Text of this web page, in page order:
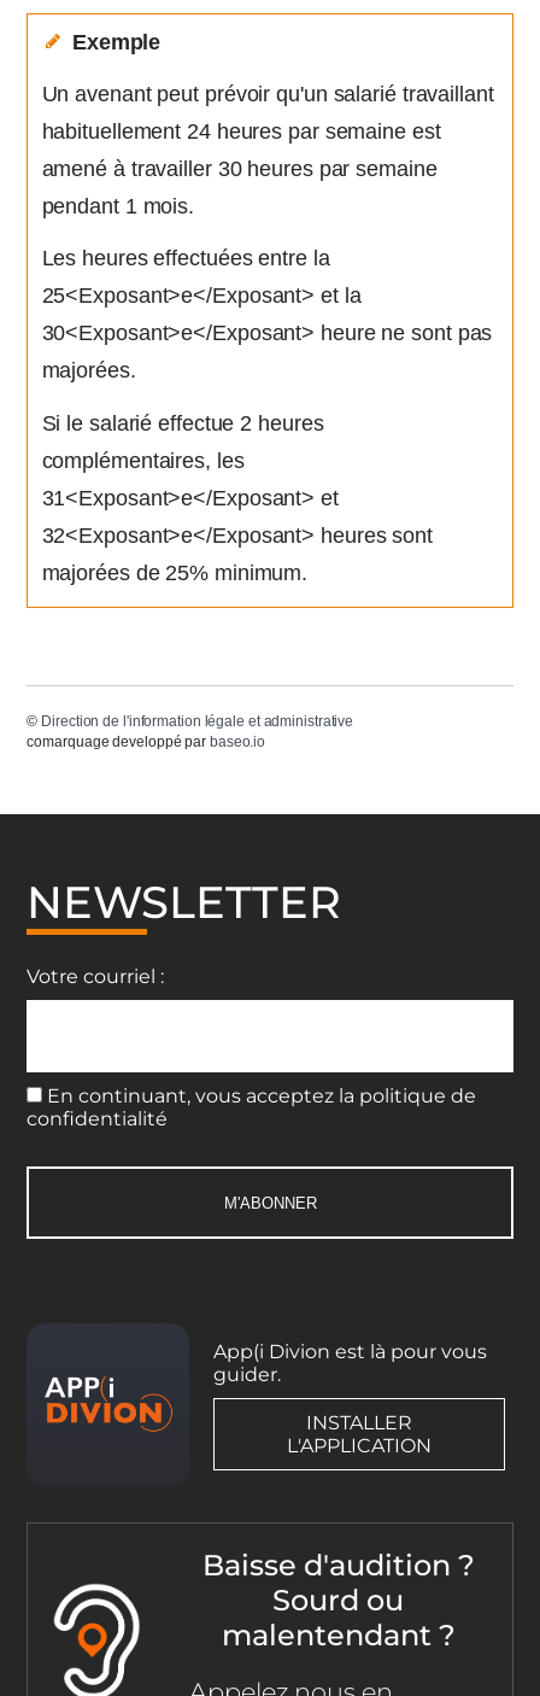
Exemple
Un avenant peut prévoir qu'un salarié travaillant
habituellement 24 heures par semaine est
amené à travailler 30 heures par semaine
pendant 1 mois.
Les heures effectuées entre la
25<Exposant>e</Exposant> et la
30<Exposant>e</Exposant> heure ne sont pas
majorées.
Si le salarié effectue 2 heures
complémentaires, les
31<Exposant>e</Exposant> et
32<Exposant>e</Exposant> heures sont
majorées de 25% minimum.
© Direction de l'information légale et administrative
comarquage developpé par baseo.io
NEWSLETTER
Votre courriel :
En continuant, vous acceptez la politique de
confidentialité
App(i Divion est là pour vous
guider.
INSTALLER
L'APPLICATION
Baisse d'audition ?
Sourd ou
malentendant ?